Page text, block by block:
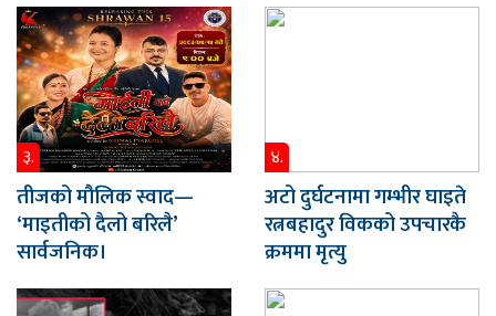
३.
तीजको मौलिक स्वाद—
‘माइतीको दैलो बरिलै’
सार्वजनिक।
४.
अटो दुर्घटनामा गम्भीर घाइते
रत्नबहादुर विकको उपचारकै
क्रममा मृत्यु